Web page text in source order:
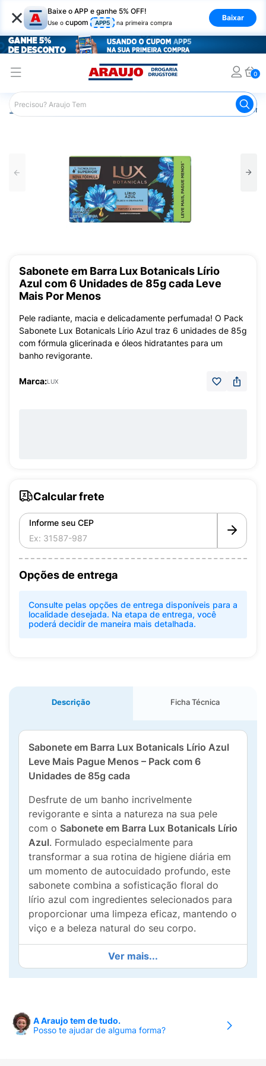
× Baixe o APP e ganhe 5% OFF!
Use o cupom APP5 na primeira compra
Baixar
0
Araujo Higiene Pessoal
Sabonete em Barra Lux Botanicals Lírio
Azul com 6 Unidades de 85g cada Leve
Mais Por Menos
Pele radiante, macia e delicadamente perfumada! O Pack
Sabonete Lux Botanicals Lírio Azul traz 6 unidades de 85g
com fórmula glicerinada e óleos hidratantes para um
banho revigorante.
Marca:LUX
Calcular frete
Informe seu CEP
Opções de entrega
Consulte pelas opções de entrega disponíveis para a
localidade desejada. Na etapa de entrega, você
poderá decidir de maneira mais detalhada.
Descrição Ficha Técnica
Sabonete em Barra Lux Botanicals Lírio Azul
Leve Mais Pague Menos – Pack com 6
Unidades de 85g cada
Desfrute de um banho incrivelmente
revigorante e sinta a natureza na sua pele
com o Sabonete em Barra Lux Botanicals Lírio
Azul. Formulado especialmente para
transformar a sua rotina de higiene diária em
um momento de autocuidado profundo, este
sabonete combina a sofisticação floral do
lírio azul com ingredientes selecionados para
proporcionar uma limpeza eficaz, mantendo o
viço e a beleza natural do seu corpo.
Nutrição e frescor com tecnologia avançada:
O produto conta com umaNova Fórmula
desenvolvida comTecnologia Superior. Sua
Hidratantesque atuam diretamente na
retenção da umidade, garantindo a dupla
Ver mais...
A Araujo tem de tudo.
Posso te ajudar de alguma forma?